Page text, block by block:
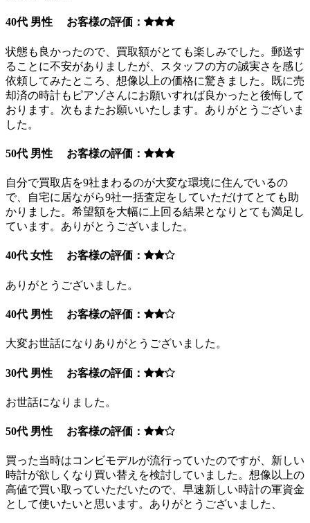
40代 男性 お客様の評価：
状態も良かったので、買取額がとても楽しみでした。郵送す
ることに不安がありましたが、スタッフの方の誠実さを感じ
依頼してみたところ、想像以上の価格に驚きました。既に売
却済の時計もピアゾさんにお願いすれば良かったと後悔して
おります。次もまたお願いいたします。ありがとうございま
した。
50代 男性 お客様の評価：
自分で買取店を9社まわるのが大変な環境に住んでいるの
で、自宅に居ながら9社一括査定をしていただけてとても助
かりました。希望額を大幅に上回る結果となりとても満足し
ています。ありがとうございました。
40代 女性 お客様の評価：
ありがとうございました。
40代 男性 お客様の評価：
大変お世話になりありがとうございました。
30代 男性 お客様の評価：
お世話になりました。
50代 男性 お客様の評価：
買った当時はコンビモデルが流行っていたのですが、新しい
時計が欲しくなり買い替えを検討していました。想像以上の
高値で買い取っていただいたので、早速新しい時計の軍資金
として使いたいと思います。ありがとうございました、